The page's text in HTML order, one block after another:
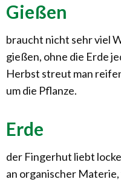
Gießen
braucht nicht sehr viel
gießen, ohne die Erde
Herbst streut man
um die Pflanze.
Erde
der Fingerhut liebt
an organischer